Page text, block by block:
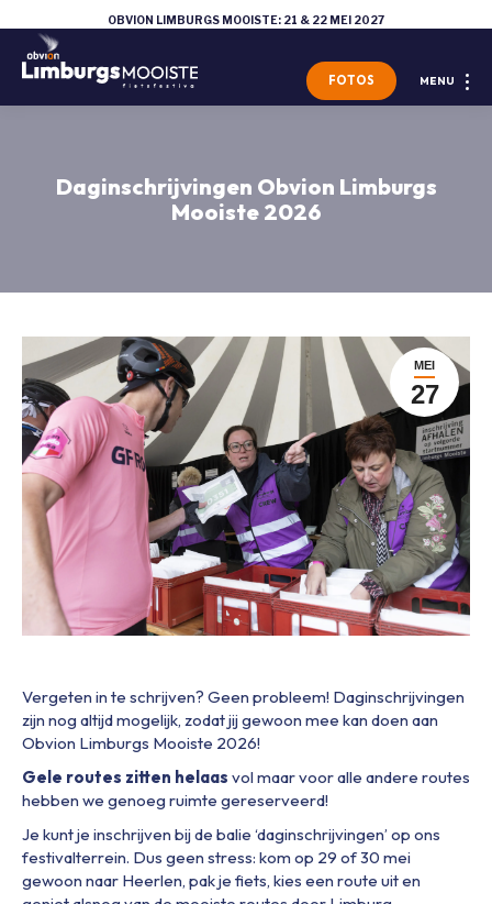
OBVION LIMBURGS MOOISTE: 21 & 22 MEI 2027
MENU
FOTOS
Daginschrijvingen Obvion Limburgs
Mooiste 2026
MEI
27
Vergeten in te schrijven? Geen probleem! Daginschrijvingen
zijn nog altijd mogelijk, zodat jij gewoon mee kan doen aan
Obvion Limburgs Mooiste 2026!
Gele routes zitten helaas vol maar voor alle andere routes
hebben we genoeg ruimte gereserveerd!
Je kunt je inschrijven bij de balie ‘daginschrijvingen’ op ons
festivalterrein. Dus geen stress: kom op 29 of 30 mei
gewoon naar Heerlen, pak je fiets, kies een route uit en